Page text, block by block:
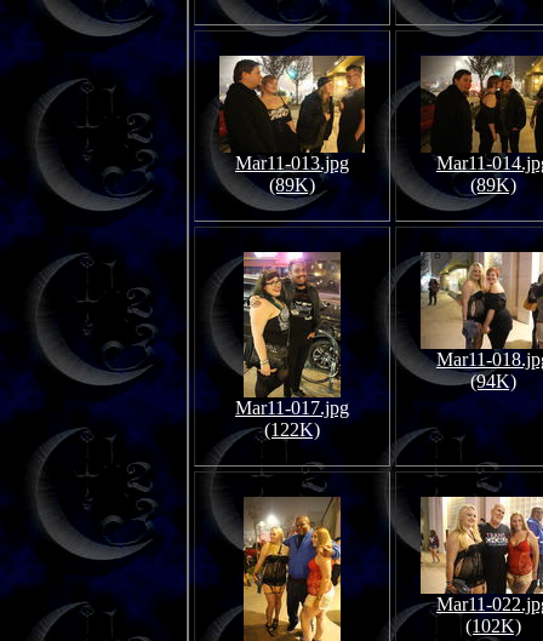
Mar11-013.jpg
(89K)
Mar11-
(89K)
Mar11-017.jpg
(122K)
Mar11-
(94K)
Mar11-
(102K)